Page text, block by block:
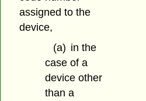
assigned to the
device,
(a) in the
case of a
device other
than a